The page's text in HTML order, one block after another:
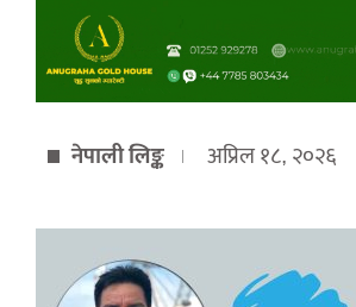
नेपाली लिङ्क अप्रिल १८, २०२६